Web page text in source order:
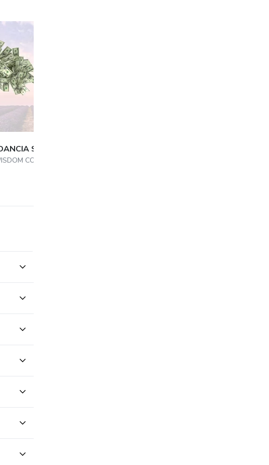
única
SIN LÍMITES
COLLECTIVE LLC